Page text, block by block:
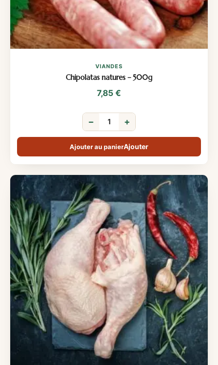
VIANDES
Chipolatas natures – 500g
7,85 €
− +
Ajouter au panier